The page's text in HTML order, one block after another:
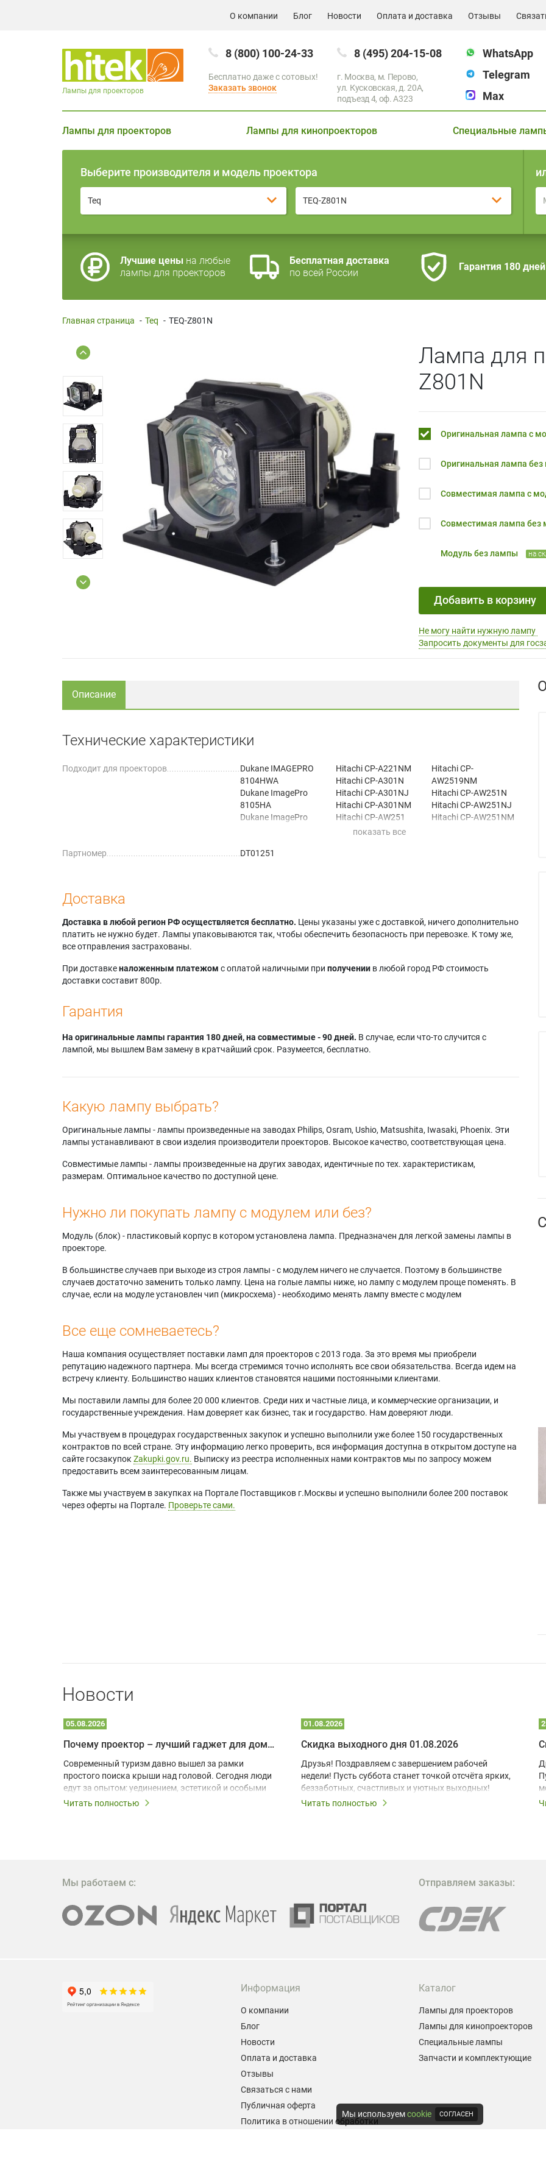
О компании Блог Новости Оплата и доставка Отзывы
8 (800) 100-24-33
Бесплатно даже с сотовых!
Заказать звонок
8 (495) 204-15-08
г. Москва, м. Перово,
ул. Кусковская, д. 20А,
подъезд 4, оф. A323
WhatsApp
Telegram
Max
Лампы для проекторов
Лампы для проекторов Лампы для кинопроекторов Специальные
Выберите производителя и модель проектора
Teq TEQ-Z801N
Лучшие цены на любые
лампы для проекторов
Бесплатная доставка
по всей России
Гарантия 180 дней
Главная страница - Teq - TEQ-Z801N
Лампа для
Z801N
Оригинальная лампа с
Оригинальная лампа без
Совместимая лампа с
Совместимая лампа без
Модуль без лампы на
Добавить в корзину
Не могу найти нужную лампу
Запросить документы для
Описание
Технические характеристики
Подходит для проекторов
Dukane IMAGEPRO
8104HWA
Dukane ImagePro
8105HA
Dukane ImagePro
Hitachi CP-A221N
Hitachi CP-A221NM
Hitachi CP-A301N
Hitachi CP-A301NJ
Hitachi CP-A301NM
Hitachi CP-AW251
Hitachi CP-AW2519N
Hitachi CP-
AW2519NM
Hitachi CP-AW251N
Hitachi CP-AW251NJ
Hitachi CP-AW251NM
Партномер DT01251
Доставка
Доставка в любой регион РФ осуществляется бесплатно. Цены указаны уже с доставкой, ничего дополнительно
платить не нужно будет. Лампы упаковываются так, чтобы обеспечить безопасность при перевозке. К тому же,
все отправления застрахованы.
При доставкеналоженным платежом с оплатой наличными при получении в любой город РФ стоимость
доставки составит 800р.
Гарантия
На оригинальные лампы гарантия 180 дней, на совместимые - 90 дней. В случае, если что-то случится с
лампой, мы вышлем Вам замену в кратчайший срок. Разумеется, бесплатно.
Какую лампу выбрать?
Оригинальные лампы - лампы произведенные на заводах Philips, Osram, Ushio, Matsushita, Iwasaki, Phoenix. Эти
лампы устанавливают в свои изделия производители проекторов. Высокое качество, соответствующая цена.
Совместимые лампы - лампы произведенные на других заводах, идентичные по тех. характеристикам,
размерам. Оптимальное качество по доступной цене.
Нужно ли покупать лампу с модулем или без?
Модуль (блок) - пластиковый корпус в котором установлена лампа. Предназначен для легкой замены лампы в
проекторе.
В большинстве случаев при выходе из строя лампы - с модулем ничего не случается. Поэтому в большинстве
случаев достаточно заменить только лампу. Цена на голые лампы ниже, но лампу с модулем проще поменять. В
случае, если на модуле установлен чип (микросхема) - необходимо менять лампу вместе с модулем
Все еще сомневаетесь?
Наша компания осуществляет поставки ламп для проекторов с 2013 года. За это время мы приобрели
репутацию надежного партнера. Мы всегда стремимся точно исполнять все свои обязательства. Всегда идем на
встречу клиенту. Большинство наших клиентов становятся нашими постоянными клиентами.
Мы поставили лампы для более 20 000 клиентов. Среди них и частные лица, и коммерческие организации, и
государственные учреждения. Нам доверяет как бизнес, так и государство. Нам доверяют люди.
Мы участвуем в процедурах государственных закупок и успешно выполнили уже более 150 государственных
контрактов по всей стране. Эту информацию легко проверить, вся информация доступна в открытом доступе на
сайте госзакупок Zakupki.gov.ru. Выписку из реестра исполненных нами контрактов мы по запросу можем
предоставить всем заинтересованным лицам.
Также мы участвуем в закупках на Портале Поставщиков г.Москвы и успешно выполнили более 200 поставок
через оферты на Портале. Проверьте сами.
Новости
05.08.2026
Почему проектор – лучший гаджет для домика в глэмпинге
Современный туризм давно вышел за рамки
простого поиска крыши над головой. Сегодня люди
едут за опытом: уединением, эстетикой и особыми
ощущениями. Владельцы A-frame домов,
эффективных и бюджетных способов стать
проектора.
Читать полностью
01.08.2026
Скидка выходного дня 01.08.2026
Друзья! Поздравляем с завершением рабочей
недели! Пусть суббота станет точкой отсчёта ярких,
беззаботных, счастливых и уютных выходных!
Читать полностью
Мы работаем с: Отправляем заказы:
Информация
О компании
Блог
Новости
Оплата и доставка
Отзывы
Связаться с нами
Публичная оферта
Политика в отношении обработки
Каталог
Лампы для проекторов
Лампы для кинопроекторов
Специальные лампы
Запчасти и комплектующие
Мы используемcookie СОГЛАСЕН